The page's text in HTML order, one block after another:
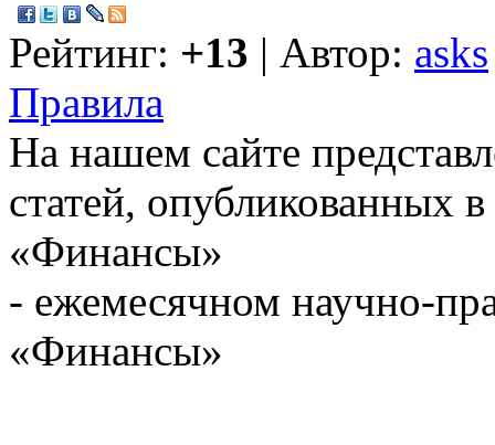
Рейтинг: +13 | Автор: asks
Правила
На нашем сайте
статей, опубликованных
«Финансы»
- ежемесячном научно-
«Финансы»